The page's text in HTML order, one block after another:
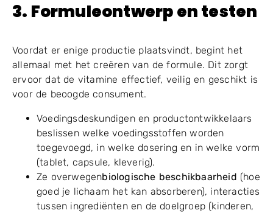
3. Formuleontwerp en testen
Voordat er enige productie plaatsvindt, begint het
allemaal met het creëren van de formule. Dit zorgt
ervoor dat de vitamine effectief, veilig en geschikt is
voor de beoogde consument.
Voedingsdeskundigen en productontwikkelaars
beslissen welke voedingsstoffen worden
toegevoegd, in welke dosering en in welke vorm
(tablet, capsule, kleverig).
Ze overwegenbiologische beschikbaarheid (hoe
goed je lichaam het kan absorberen), interacties
tussen ingrediënten en de doelgroep (kinderen,